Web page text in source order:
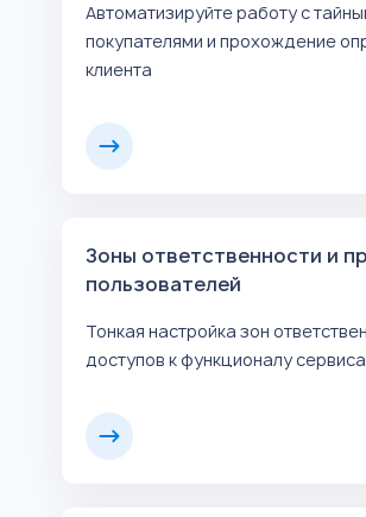
Автоматизируйте работу с
покупателями и прохождение
клиента
Зоны ответственности и
пользователей
Тонкая настройка зон
доступов к функционалу сервиса